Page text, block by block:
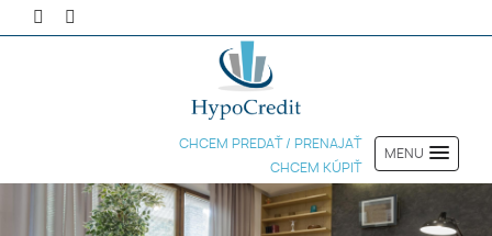
CHCEM PREDAŤ / PRENAJAŤ
CHCEM KÚPIŤ
MENU